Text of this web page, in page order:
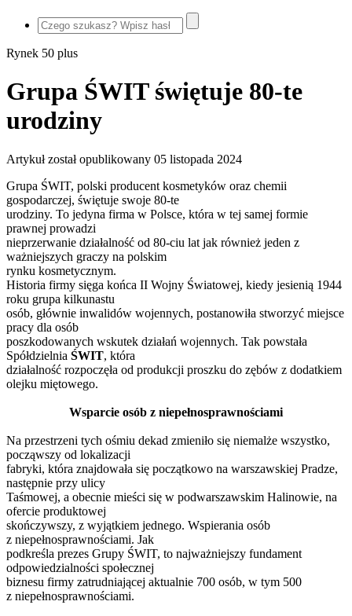
Rynek 50 plus
Grupa ŚWIT świętuje 80-te
urodziny
Artykuł został opublikowany 05 listopada 2024
Grupa ŚWIT, polski producent kosmetyków oraz chemii
gospodarczej, świętuje swoje 80-te
urodziny. To jedyna firma w Polsce, która w tej samej formie
prawnej prowadzi
nieprzerwanie działalność od 80-ciu lat jak również jeden z
ważniejszych graczy na polskim
rynku kosmetycznym.
Historia firmy sięga końca II Wojny Światowej, kiedy jesienią 1944
roku grupa kilkunastu
osób, głównie inwalidów wojennych, postanowiła stworzyć miejsce
pracy dla osób
poszkodowanych wskutek działań wojennych. Tak powstała
Spółdzielnia ŚWIT, która
działalność rozpoczęła od produkcji proszku do zębów z dodatkiem
olejku miętowego.
Wsparcie osób z niepełnosprawnościami
Na przestrzeni tych ośmiu dekad zmieniło się niemalże wszystko,
począwszy od lokalizacji
fabryki, która znajdowała się początkowo na warszawskiej Pradze,
następnie przy ulicy
Taśmowej, a obecnie mieści się w podwarszawskim Halinowie, na
ofercie produktowej
skończywszy, z wyjątkiem jednego. Wspierania osób
z niepełnosprawnościami. Jak
podkreśla prezes Grupy ŚWIT, to najważniejszy fundament
odpowiedzialności społecznej
biznesu firmy zatrudniającej aktualnie 700 osób, w tym 500
z niepełnosprawnościami.